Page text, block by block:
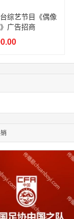
综艺节目《偶像
广告招商